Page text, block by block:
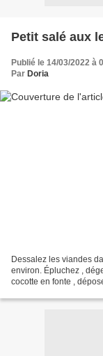
Petit salé aux
Publié le 14/03/2022 à
Par Doria
Dessalez les viandes
environ. Épluchez ,
cocotte en fonte ,